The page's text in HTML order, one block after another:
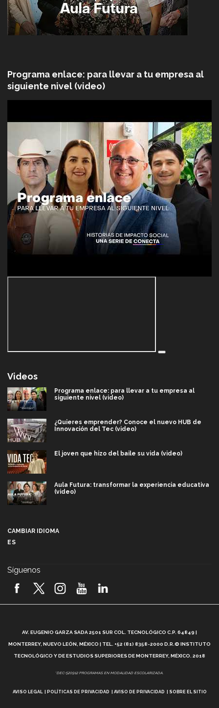
Programa enlace: para llevar a tu empresa al
siguiente nivel (video)
Videos
Programa enlace: para llevar a tu empresa al
siguiente nivel (video)
¿Quieres emprender? Conoce el nuevo HUB de
Innovación del Tec (video)
El joven que hizo del baile su vida (video)
Aula Futura: transformar la experiencia educativa
(video)
2026! (video)
¿Cómo es el Modelo Educativo Tec? (video)
Vida Tec: Feminismo e Inteligencia Artificial, Paola
CAMBIAR IDIOMA
ES
Síguenos
AV. EUGENIO GARZA SADA 2501 SUR COL. TECNOLÓGICO C.P. 64849 |
MONTERREY, NUEVO LEÓN, MÉXICO | TEL. +52 (81) 8358-2000 D.R.© INSTITUTO
TECNOLÓGICO Y DE ESTUDIOS SUPERIORES DE MONTERREY, MÉXICO. 2018
*DEC-520912 PROGRAMAS EN MODALIDAD ESCOLARIZADA.
AVISO LEGAL POLÍTICAS DE PRIVACIDAD AVISO DE PRIVACIDAD SOBRE EL SITIO